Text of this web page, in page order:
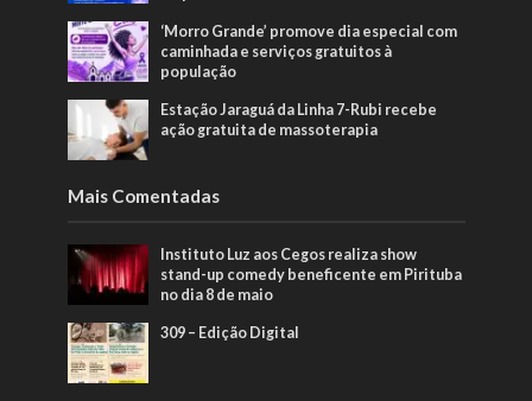
‘Morro Grande’ promove dia especial com
caminhada e serviços gratuitos à
população
Estação Jaraguá da Linha 7-Rubi recebe
ação gratuita de massoterapia
Mais Comentadas
Instituto Luz aos Cegos realiza show
stand-up comedy beneficente em Pirituba
no dia 8 de maio
309 – Edição Digital